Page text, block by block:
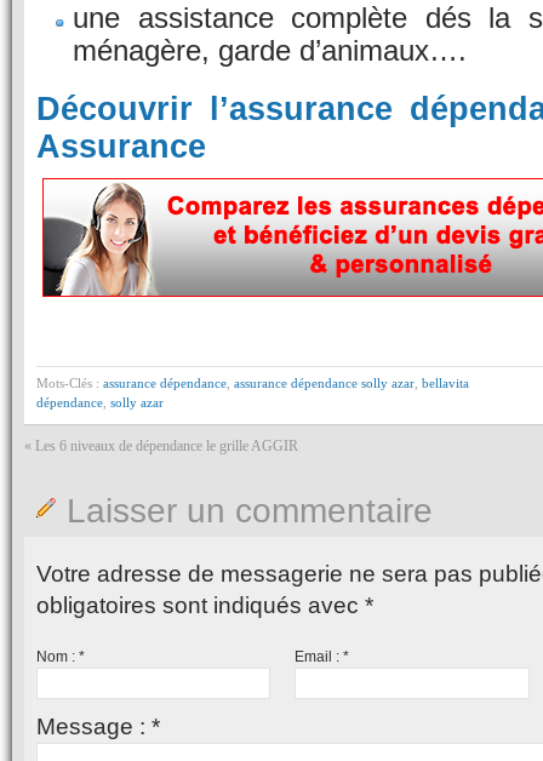
une assistance complète dés la
ménagère, garde d’animaux….
Découvrir l’assurance
Assurance
Mots-Clés : assurance dépendance assurance dépendance solly azar bellavita
dépendance solly azar
« Les 6 niveaux de dépendance le grille AGGIR
Laisser un commentaire
Votre adresse de messagerie ne sera pas
obligatoires sont indiqués avec *
Nom : * Email :*
Message : *